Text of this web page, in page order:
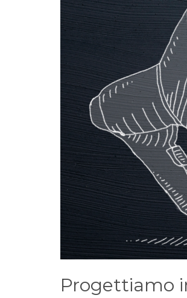
Progettiamo